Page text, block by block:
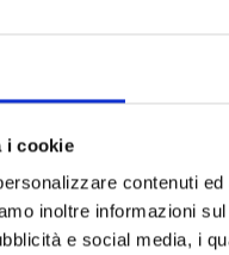
i cookie
contenuti
inoltre informazioni
e social media, i